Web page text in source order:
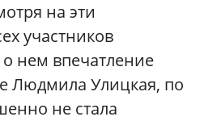
на эти
участников
о нем впечатление
Людмила Улицкая, по
не стала